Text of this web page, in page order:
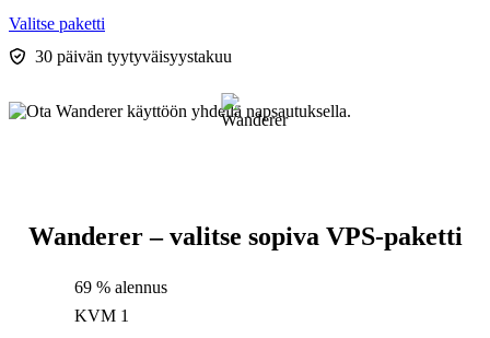
Valitse paketti
30 päivän tyytyväisyystakuu
Wanderer – valitse sopiva VPS-paketti
69 % alennus
KVM 1